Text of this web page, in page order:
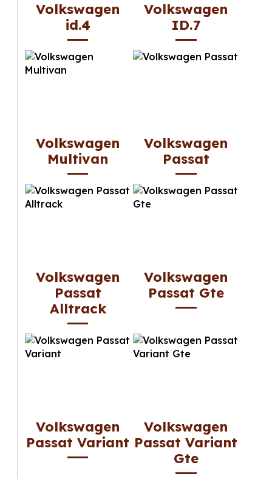
Volkswagen
id.4
Volkswagen
ID.7
Volkswagen
Multivan
Volkswagen
Passat
Volkswagen
Passat
Alltrack
Volkswagen
Passat Gte
Volkswagen
Passat Variant
Volkswagen
Passat Variant
Gte